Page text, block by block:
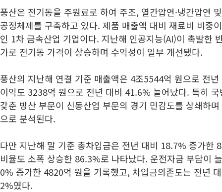
풍산은 전기동을 주원료로 하여 주조, 열간압연·냉간압연
공정체제를 구축하고 있다. 제품 매출액 대비 재료비 비중
인 1차 금속산업 기업이다. 지난해 인공지능(AI)이 촉발한
가로 전기동 가격이 상승하며 수익성이 일부 개선됐다.
풍산의 지난해 연결 기준 매출액은 4조5544억 원으로 전
이익도 3238억 원으로 전년 대비 41.6% 늘어났다. 특히
갖춘 방산 부문이 신동산업 부문의 경기 민감도를 상쇄하
으로 분석된다.
다만 지난해 말 기준 총차입금은 전년 대비 18.7% 증가한
비율도 소폭 상승한 86.3%로 나타났다. 운전자금 부담이
0% 증가한 4820억 원을 기록했고, 차입금의존도는 전년
2%였다.